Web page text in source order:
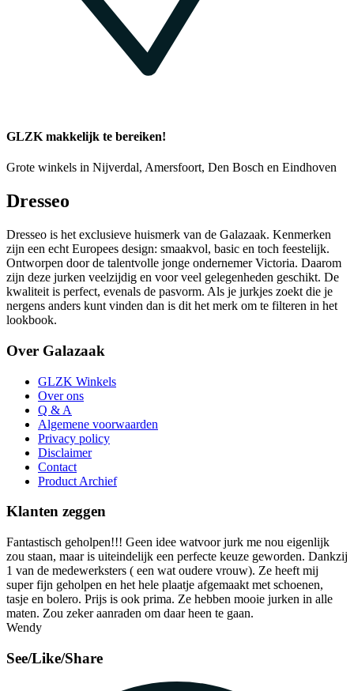
GLZK makkelijk te bereiken!
Grote winkels in Nijverdal, Amersfoort, Den Bosch en Eindhoven
Dresseo
Dresseo is het exclusieve huismerk van de Galazaak. Kenmerken
zijn een echt Europees design: smaakvol, basic en toch feestelijk.
Ontworpen door de talentvolle jonge ondernemer Victoria. Daarom
zijn deze jurken veelzijdig en voor veel gelegenheden geschikt. De
kwaliteit is perfect, evenals de pasvorm. Als je jurkjes zoekt die je
nergens anders kunt vinden dan is dit het merk om te filteren in het
lookbook.
Over Galazaak
GLZK Winkels
Over ons
Q & A
Algemene voorwaarden
Privacy policy
Disclaimer
Contact
Product Archief
Klanten zeggen
Fantastisch geholpen!!! Geen idee watvoor jurk me nou eigenlijk
zou staan, maar is uiteindelijk een perfecte keuze geworden. Dankzij
1 van de medewerksters ( een wat oudere vrouw). Ze heeft mij
super fijn geholpen en het hele plaatje afgemaakt met schoenen,
tasje en bolero. Prijs is ook prima. Ze hebben mooie jurken in alle
maten. Zou zeker aanraden om daar heen te gaan.
Wendy
See/Like/Share